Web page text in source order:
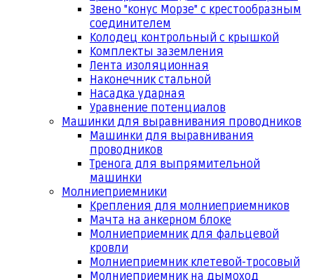
Звено "конус Морзе" с крестообразным
соединителем
Колодец контрольный с крышкой
Комплекты заземления
Лента изоляционная
Наконечник стальной
Насадка ударная
Уравнение потенциалов
Машинки для выравнивания проводников
Машинки для выравнивания
проводников
Тренога для выпрямительной
машинки
Молниеприемники
Крепления для молниеприемников
Мачта на анкерном блоке
Молниеприемник для фальцевой
кровли
Молниеприемник клетевой-тросовый
Молниеприемник на дымоход